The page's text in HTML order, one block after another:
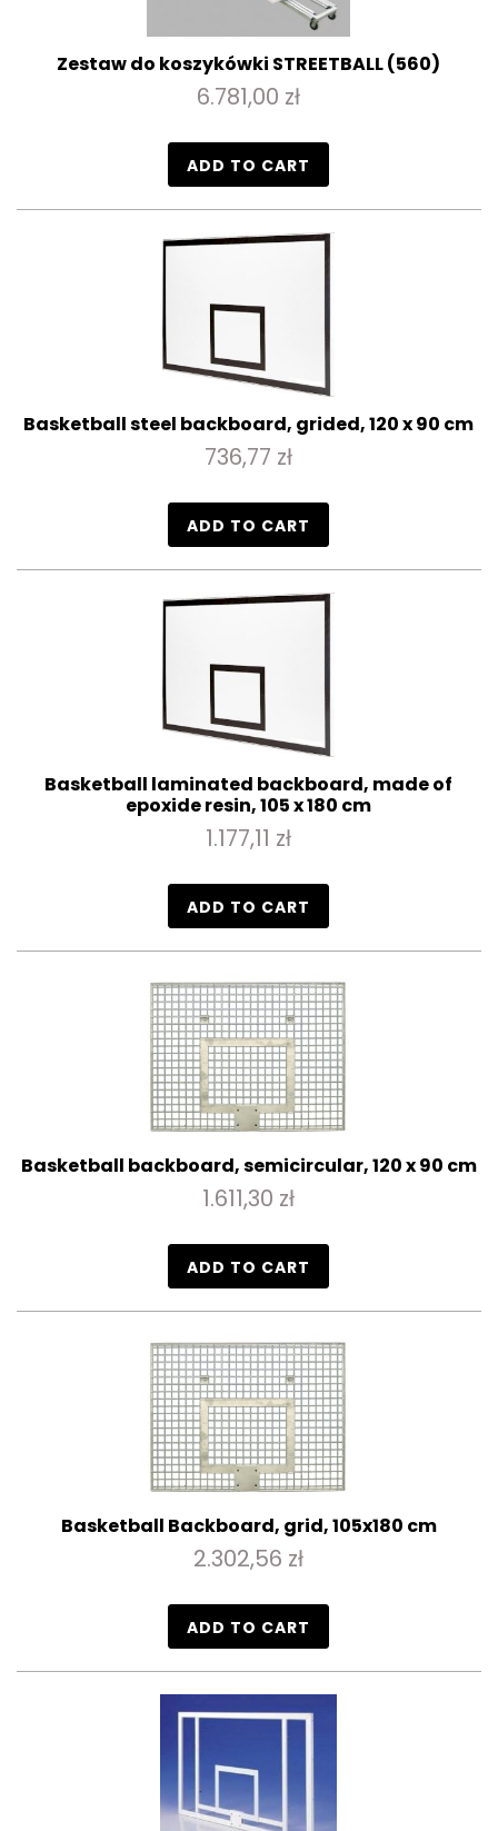
Zestaw do koszykówki STREETBALL (560)
6.781,00 zł
ADD TO CART
Basketball steel backboard, grided, 120 x 90 cm
736,77 zł
ADD TO CART
Basketball laminated backboard, made of
epoxide resin, 105 x 180 cm
1.177,11 zł
ADD TO CART
Basketball backboard, semicircular, 120 x 90 cm
1.611,30 zł
ADD TO CART
Basketball Backboard, grid, 105x180 cm
2.302,56 zł
ADD TO CART